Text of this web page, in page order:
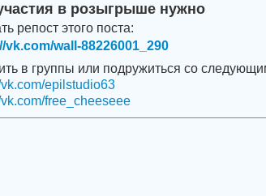
в розыгрыше нужно
репост этого поста:
vk.com/wall-88226001_290
в группы или подружиться со
vk.com/epilstudio63
vk.com/free_cheeseee